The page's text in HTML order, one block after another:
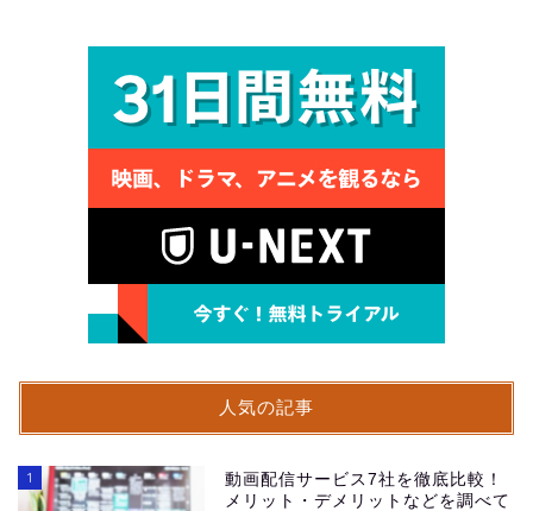
人気の記事
1
動画配信サービス7社を徹底比較！
メリット・デメリットなどを調べて